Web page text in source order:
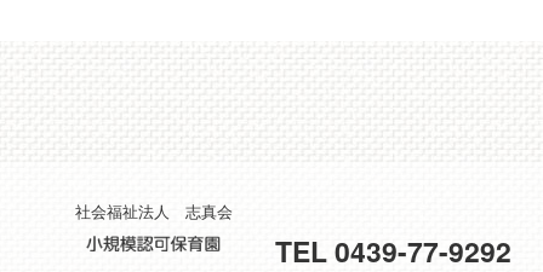
社会福祉法人 志真会
TEL 0439-77-9292